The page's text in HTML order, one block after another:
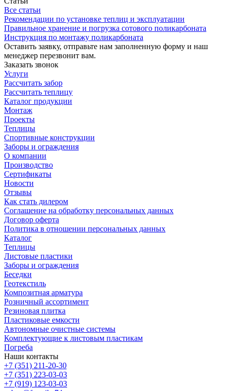
Все статьи
Рекомендации по установке теплиц и эксплуатации
Правильное хранение и погрузка сотового поликарбоната
Инструкция по монтажу поликарбоната
Оставить заявку, отправьте нам заполненную форму и наш
менеджер перезвонит вам.
Заказать звонок
Услуги
Рассчитать забор
Рассчитать теплицу
Каталог продукции
Монтаж
Проекты
Теплицы
Спортивные конструкции
Заборы и ограждения
О компании
Производство
Сертификаты
Новости
Отзывы
Как стать дилером
Соглашение на обработку персональных данных
Договор оферта
Политика в отношении персональных данных
Каталог
Теплицы
Листовые пластики
Заборы и ограждения
Беседки
Геотекстиль
Композитная арматура
Розничный ассортимент
Резиновая плитка
Пластиковые емкости
Автономные очистные системы
Комплектующие к листовым пластикам
Погреба
Наши контакты
+7 (351) 211-20-30
+7 (351) 223-03-03
+7 (919) 123-03-03